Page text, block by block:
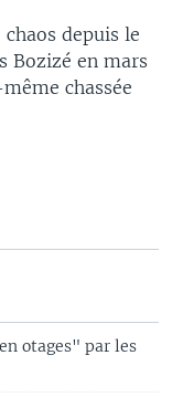
depuis le
Bozizé en mars
chassée
otages" par les